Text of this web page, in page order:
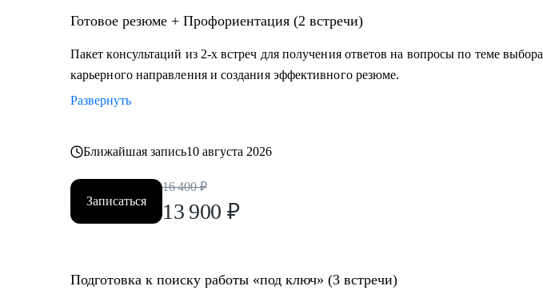
Готовое резюме + Профориентация (2 встречи)
Пакет консультаций из 2-х встреч для получения ответов на вопросы по теме выбора
карьерного направления и создания эффективного резюме.
Развернуть
Ближайшая запись10 августа 2026
Записаться
16 400 ₽
13 900 ₽
Подготовка к поиску работы «под ключ» (3 встречи)